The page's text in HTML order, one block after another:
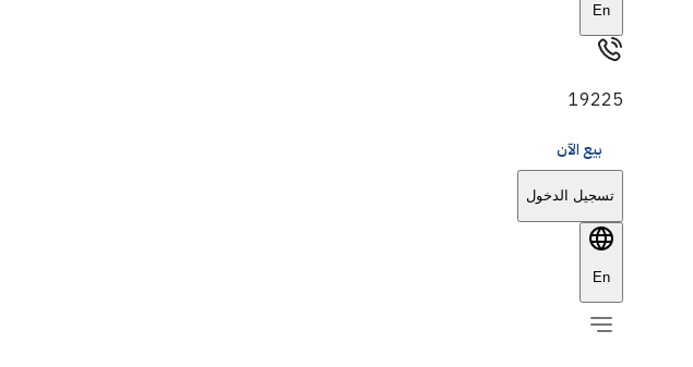
En
19225
بيع الآن
تسجيل الدخول
En